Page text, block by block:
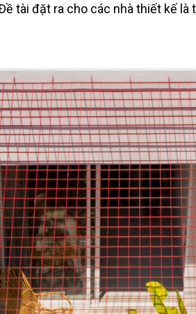
tài đặt ra cho các nhà thiết kế